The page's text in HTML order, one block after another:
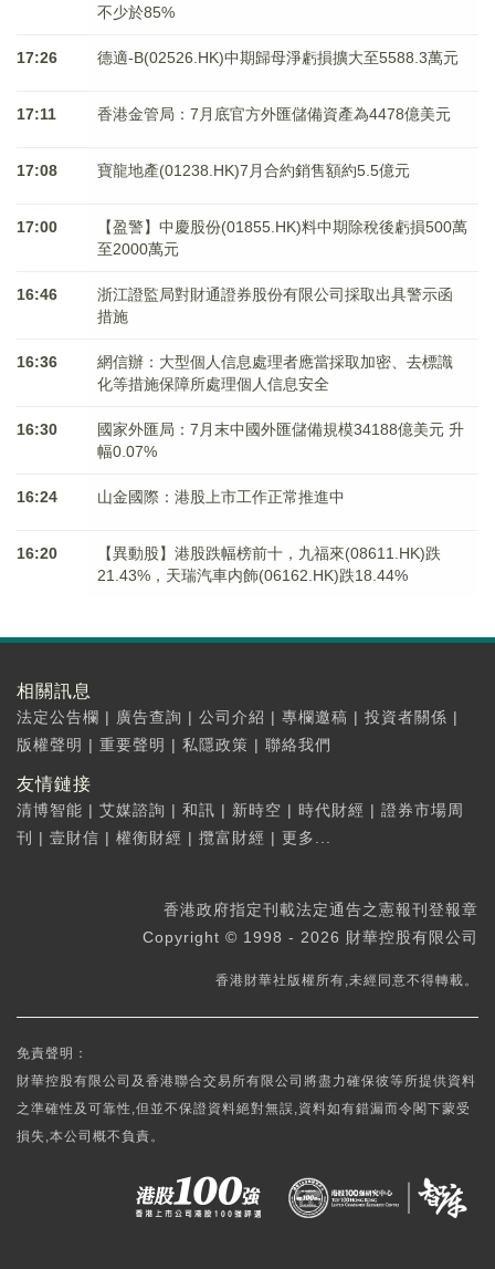
不少於85%
17:26 德適-B(02526.HK)中期歸母淨虧損擴大至5588.3萬元
17:11 香港金管局：7月底官方外匯儲備資產為4478億美元
17:08 寶龍地產(01238.HK)7月合約銷售額約5.5億元
17:00
【盈警】中慶股份(01855.HK)料中期除稅後虧損500萬
至2000萬元
16:46
浙江證監局對財通證券股份有限公司採取出具警示函
措施
16:36
網信辦：大型個人信息處理者應當採取加密、去標識
化等措施保障所處理個人信息安全
16:30
國家外匯局：7月末中國外匯儲備規模34188億美元 升
幅0.07%
16:24 山金國際：港股上市工作正常推進中
16:20
【異動股】港股跌幅榜前十，九福來(08611.HK)跌
21.43%，天瑞汽車内飾(06162.HK)跌18.44%
相關訊息
法定公告欄 | 廣告查詢 | 公司介紹 | 專欄邀稿 | 投資者關係 |
版權聲明 | 重要聲明 | 私隱政策 | 聯絡我們
友情鏈接
清博智能 | 艾媒諮詢 | 和訊 | 新時空 | 時代財經 | 證券市場周
刊
| 壹財信 | 權衡財經 | 攬富財經 | 更多...
香港政府指定刊載法定通告之憲報刊登報章
Copyright © 1998 - 2026 財華控股有限公司
香港財華社版權所有,未經同意不得轉載。
免責聲明：
財華控股有限公司及香港聯合交易所有限公司將盡力確保彼等所提供資料
之準確性及可靠性,但並不保證資料絕對無誤,資料如有錯漏而令閣下蒙受
損失,本公司概不負責。